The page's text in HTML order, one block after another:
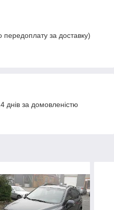
за доставку)
днів за домовленістю